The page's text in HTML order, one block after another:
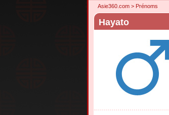
Asie360.com > Prénoms
Hayato